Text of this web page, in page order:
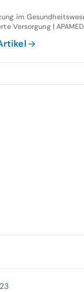
im
Versorgung |